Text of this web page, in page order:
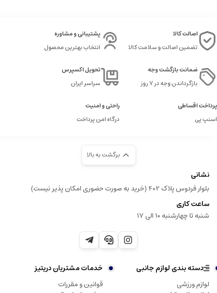
اصالت کالا
تضمین اصالت و سلامت کالا
پشتیبانی و مشاوره
انتخاب بهترین محصول
ضمانت بازگشت وجه
بازگرداندن وجه در ۷ روز
تحویل اکسپرس
سراسر ایران
پرداخت اقساطی
اسنپ پی
راحتی و امنیت
درگاه امن پرداخت
برگشت به بالا
نشانی
بلوار فردوس پلاک 402 (خرید به صورت حضوری امکان پذیر نیست)
ساعت کاری
شنبه تا چهارشنبه 10 الی 17
دسته بندی لوازم جانبی
لوازم ورزشی
خدمات مشتریان دریتیز
قوانین و مقررات